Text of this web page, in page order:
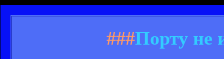
###Порту не